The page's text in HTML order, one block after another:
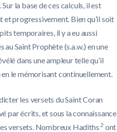
la base de ces calculs, il est
et progressivement. Bien qu’il soit
temporaires, il y a eu aussi
Saint Prophète (s.a.w.) en une
dans une ampleur telle qu’il
le mémorisant continuellement.
les versets du Saint Coran
par écrits, et sous la connaissance
versets. Nombreux Hadiths2 ont